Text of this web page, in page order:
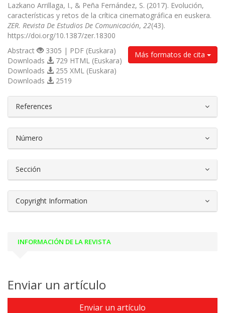
Lazkano Arrillaga, I., & Peña Fernández, S. (2017). Evolución,
características y retos de la crítica cinematográfica en euskera.
ZER. Revista De Estudios De Comunicación, 22(43).
https://doi.org/10.1387/zer.18300
Más formatos de cita
Abstract
3305 | PDF (Euskara)
Downloads
729 HTML (Euskara)
Downloads
255 XML (Euskara)
Downloads
2519
References
Número
Sección
Copyright Information
INFORMACIÓN DE LA REVISTA
Enviar un artículo
Enviar un artículo